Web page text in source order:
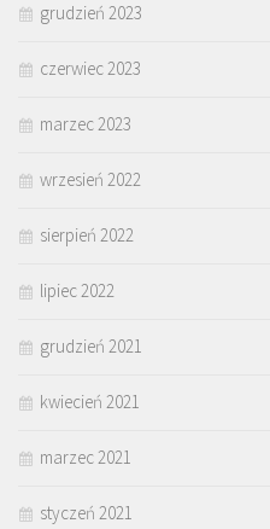
grudzień 2023
czerwiec 2023
marzec 2023
wrzesień 2022
sierpień 2022
lipiec 2022
grudzień 2021
kwiecień 2021
marzec 2021
styczeń 2021